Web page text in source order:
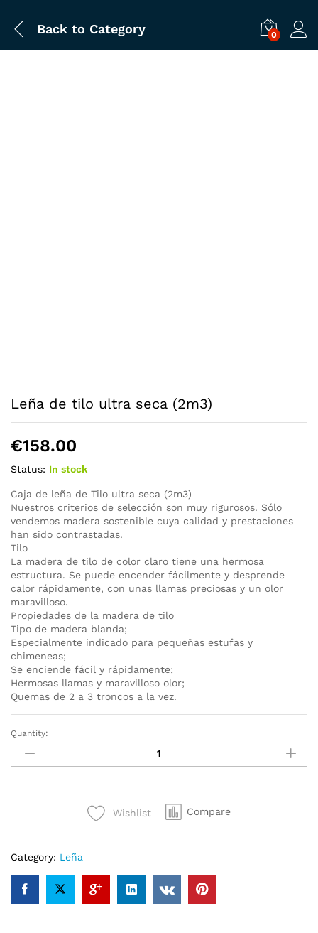
Back to Category 0
Leña de tilo ultra seca (2m3)
€158.00
Status: In stock
Caja de leña de Tilo ultra seca (2m3)
Nuestros criterios de selección son muy rigurosos. Sólo
vendemos madera sostenible cuya calidad y prestaciones
han sido contrastadas.
Tilo
La madera de tilo de color claro tiene una hermosa
estructura. Se puede encender fácilmente y desprende
calor rápidamente, con unas llamas preciosas y un olor
maravilloso.
Propiedades de la madera de tilo
Tipo de madera blanda;
Especialmente indicado para pequeñas estufas y
chimeneas;
Se enciende fácil y rápidamente;
Hermosas llamas y maravilloso olor;
Quemas de 2 a 3 troncos a la vez.
Leña
tilo
Quantity:
Wishlist Compare
Category: Leña